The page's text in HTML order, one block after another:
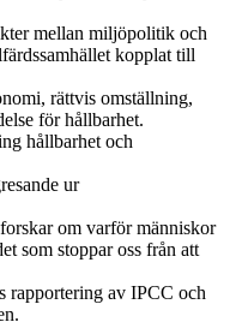
mellan miljöpolitik och
kopplat till
rättvis omställning,
för hållbarhet.
hållbarhet och
ur
om varför människor
som stoppar oss från att
rapportering av IPCC och